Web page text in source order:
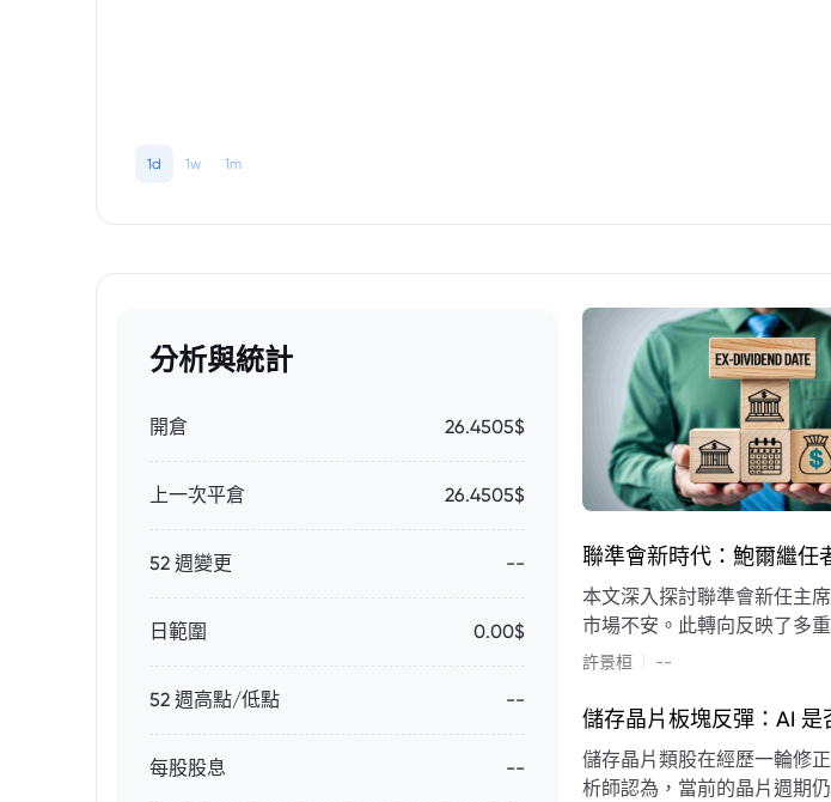
1d 1w 1m
分析與統計
開倉 26.4505$
上一次平倉 26.4505$
52 週變更 --
日範圍 0.00$
52 週高點/低點 --
每股股息 --
聯準會新時代：鮑爾繼任
本文深入探討聯準會新任主
市場不安。此轉向反映了多
素限制了聯準會實施降息或
許景桓 --
儲存晶片板塊反彈：AI 是
儲存晶片類股在經歷一輪修
析師認為，當前的晶片週期